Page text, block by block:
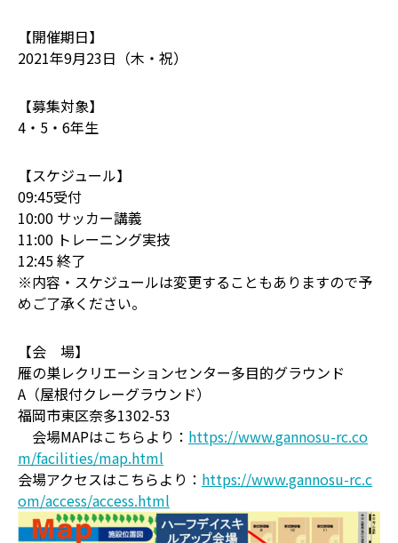
【開催期日】
2021年9月23日（木・祝）
【募集対象】
4・5・6年生
【スケジュール】
09:45受付
10:00 サッカー講義
11:00 トレーニング実技
12:45 終了
※内容・スケジュールは変更することもありますので予
めご了承ください。
【会 場】
雁の巣レクリエーションセンター多目的グラウンド
A（屋根付クレーグラウンド）
福岡市東区奈多1302-53
会場MAPはこちらより： https://www.gannosu-rc.co
m/facilities/map.html
会場アクセスはこちらより： https://www.gannosu-rc.c
om/access/access.html